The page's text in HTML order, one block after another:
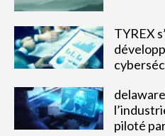
TYREX
piloté